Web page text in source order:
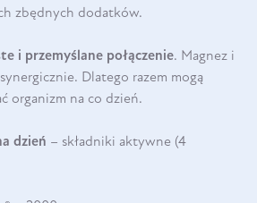
zbędnych dodatków.
i przemyślane połączenie. Magnez i
Dlatego razem mogą
organizm na co dzień.
dzień – składniki aktywne (4